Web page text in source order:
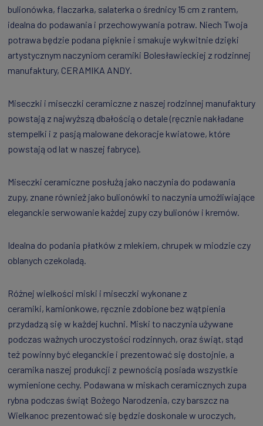
bulionówka, flaczarka, salaterka o średnicy 15 cm z rantem,
idealna do podawania i przechowywania potraw. Niech Twoja
potrawa będzie podana pięknie i smakuje wykwitnie dzięki
artystycznym naczyniom ceramiki Bolesławieckiej z rodzinnej
manufaktury, CERAMIKA ANDY.
Miseczki i miseczki ceramiczne z naszej rodzinnej manufaktury
powstają z najwyższą dbałością o detale (ręcznie nakładane
stempelki i z pasją malowane dekoracje kwiatowe, które
powstają od lat w naszej fabryce).
Miseczki ceramiczne posłużą jako naczynia do podawania
zupy, znane również jako bulionówki to naczynia umożliwiające
eleganckie serwowanie każdej zupy czy bulionów i kremów.
Idealna do podania płatków z mlekiem, chrupek w miodzie czy
oblanych czekoladą.
Różnej wielkości miski i miseczki wykonane z
ceramiki, kamionkowe, ręcznie zdobione bez wątpienia
przydadzą się w każdej kuchni. Miski to naczynia używane
podczas ważnych uroczystości rodzinnych, oraz świąt, stąd
też powinny być eleganckie i prezentować się dostojnie, a
ceramika naszej produkcji z pewnością posiada wszystkie
wymienione cechy. Podawana w miskach ceramicznych zupa
rybna podczas świąt Bożego Narodzenia, czy barszcz na
Wielkanoc prezentować się będzie doskonale w uroczych,